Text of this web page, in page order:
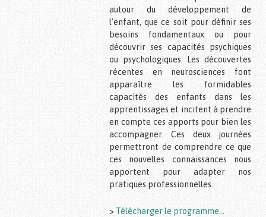
autour du développement de
l’enfant, que ce soit pour définir ses
besoins fondamentaux ou pour
découvrir ses capacités psychiques
ou psychologiques. Les découvertes
récentes en neurosciences font
apparaître les formidables
capacités des enfants dans les
apprentissages et incitent à prendre
en compte ces apports pour bien les
accompagner. Ces deux journées
permettront de comprendre ce que
ces nouvelles connaissances nous
apportent pour adapter nos
pratiques professionnelles.
>Télécharger le programme…